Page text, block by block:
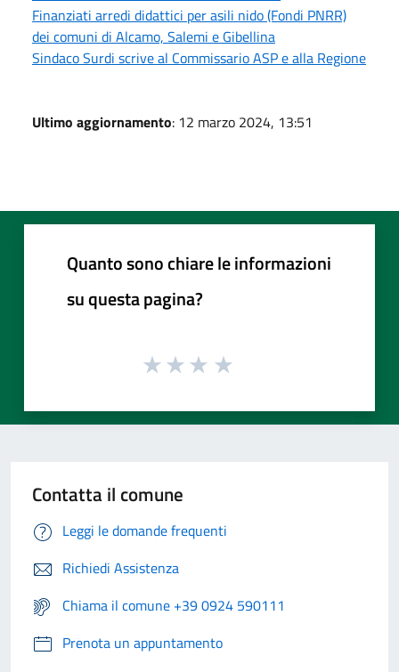
Finanziati arredi didattici per asili nido (Fondi PNRR)
dei comuni di Alcamo, Salemi e Gibellina
Sindaco Surdi scrive al Commissario ASP e alla Regione
Ultimo aggiornamento: 12 marzo 2024, 13:51
Quanto sono chiare le informazioni
su questa pagina?
Contatta il comune
Leggi le domande frequenti
Richiedi Assistenza
Chiama il comune +39 0924 590111
Prenota un appuntamento